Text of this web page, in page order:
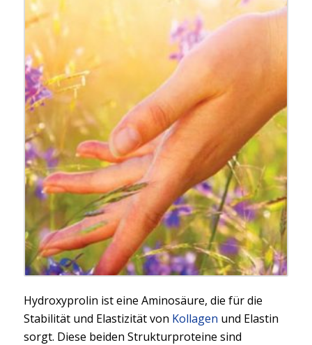
Hydroxyprolin ist eine Aminosäure, die für die
Stabilität und Elastizität von Kollagen und Elastin
sorgt. Diese beiden Strukturproteine sind